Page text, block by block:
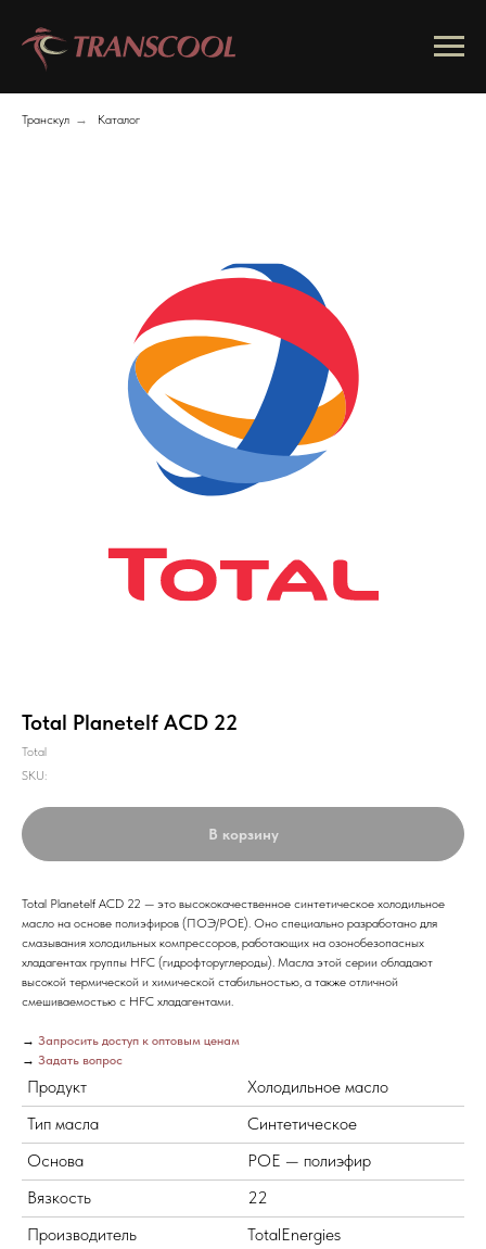
Транскул → Каталог
Total Planetelf ACD 22
Total
SKU:
В корзину
Total Planetelf ACD 22 — это высококачественное синтетическое холодильное
масло на основе полиэфиров (ПОЭ/POE). Оно специально разработано для
смазывания холодильных компрессоров, работающих на озонобезопасных
хладагентах группы HFC (гидрофторуглероды). Масла этой серии обладают
высокой термической и химической стабильностью, а также отличной
смешиваемостью с HFC хладагентами.
→ Запросить доступ к оптовым ценам
→ Задать вопрос
Продукт
Холодильное масло
Тип масла
Синтетическое
Основа
POE — полиэфир
Вязкость
22
Производитель
TotalEnergies